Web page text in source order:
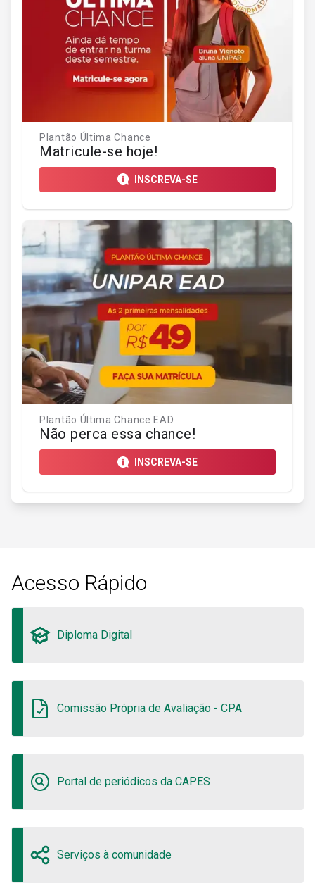
Plantão Última Chance
Matricule-se hoje!
INSCREVA-SE
Plantão Última Chance EAD
Não perca essa chance!
INSCREVA-SE
Acesso Rápido
Diploma Digital
Comissão Própria de Avaliação - CPA
Portal de periódicos da CAPES
Serviços à comunidade